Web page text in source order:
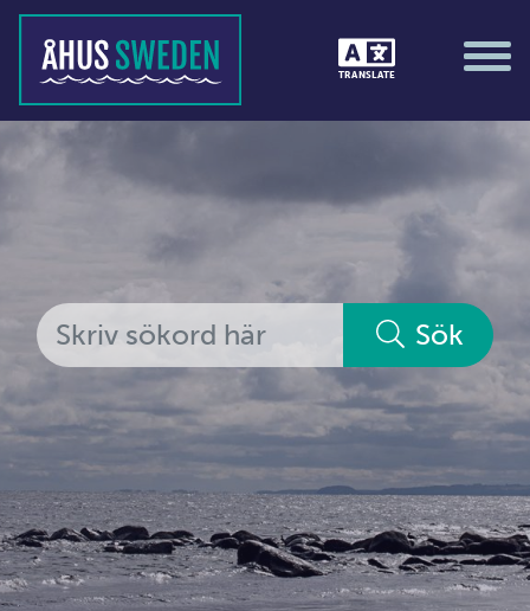
TRANSLATE
Tävlingar &amp; matcher
Alla medlemmar
Ekonomi &amp; juridik
Hantverkare
Hus &amp; hem
Ideella föreningar
Idrottsföreningar
Sök